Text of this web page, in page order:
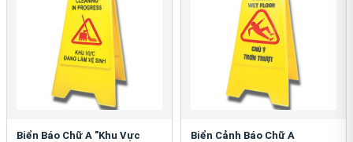
Biển Báo Chữ A "Khu Vực
Biển Cảnh Báo Chữ A